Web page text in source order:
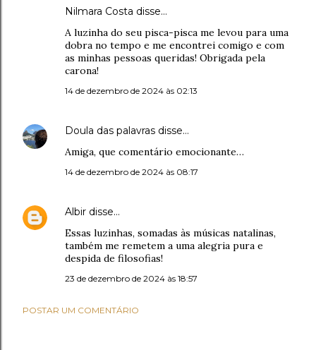
Nilmara Costa disse…
A luzinha do seu pisca-pisca me levou para uma
dobra no tempo e me encontrei comigo e com
as minhas pessoas queridas! Obrigada pela
carona!
14 de dezembro de 2024 às 02:13
Doula das palavras disse…
Amiga, que comentário emocionante…
14 de dezembro de 2024 às 08:17
Albir disse…
Essas luzinhas, somadas às músicas natalinas,
também me remetem a uma alegria pura e
despida de filosofias!
23 de dezembro de 2024 às 18:57
POSTAR UM COMENTÁRIO